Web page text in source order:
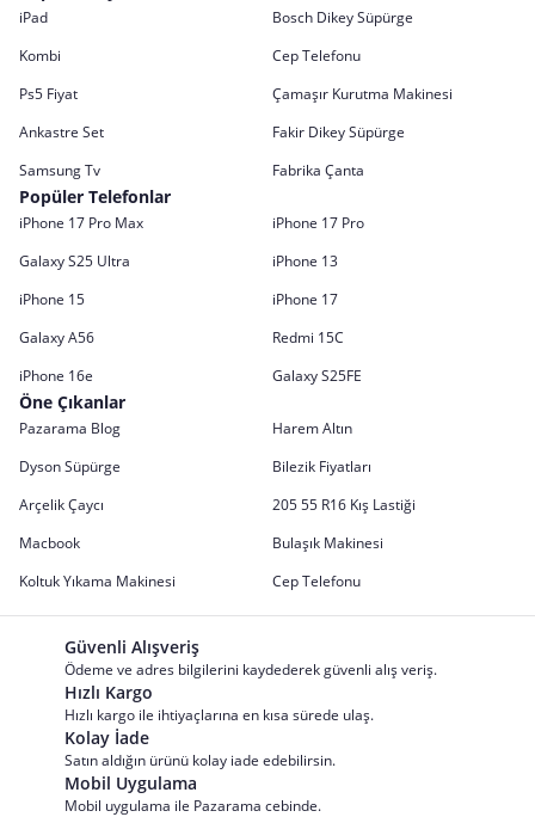
iPad
Bosch Dikey Süpürge
Kombi
Cep Telefonu
Ps5 Fiyat
Çamaşır Kurutma Makinesi
Ankastre Set
Fakir Dikey Süpürge
Samsung Tv
Fabrika Çanta
Popüler Telefonlar
iPhone 17 Pro Max
iPhone 17 Pro
Galaxy S25 Ultra
iPhone 13
iPhone 15
iPhone 17
Galaxy A56
Redmi 15C
iPhone 16e
Galaxy S25FE
Öne Çıkanlar
Pazarama Blog
Harem Altın
Dyson Süpürge
Bilezik Fiyatları
Arçelik Çaycı
205 55 R16 Kış Lastiği
Macbook
Bulaşık Makinesi
Koltuk Yıkama Makinesi
Cep Telefonu
Güvenli Alışveriş
Ödeme ve adres bilgilerini kaydederek güvenli alış veriş.
Hızlı Kargo
Hızlı kargo ile ihtiyaçlarına en kısa sürede ulaş.
Kolay İade
Satın aldığın ürünü kolay iade edebilirsin.
Mobil Uygulama
Mobil uygulama ile Pazarama cebinde.